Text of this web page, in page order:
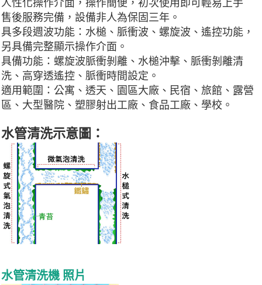
人性化操作介面，操作簡便，初次使用即可輕易上手
售後服務完備，設備非人為保固三年。
具多段週波功能：水槌、脈衝波、螺旋波、遙控功能，
另具備完整顯示操作介面。
具備功能：螺旋波脈衝剝離、水槌沖擊、脈衝剝離清
洗、高穿透遙控、脈衝時間設定。
適用範圍：公寓、透天、園區大廠、民宿、旅館、露營
區、大型醫院、塑膠射出工廠、食品工廠、學校。
水管清洗示意圖：
水管清洗機 照片